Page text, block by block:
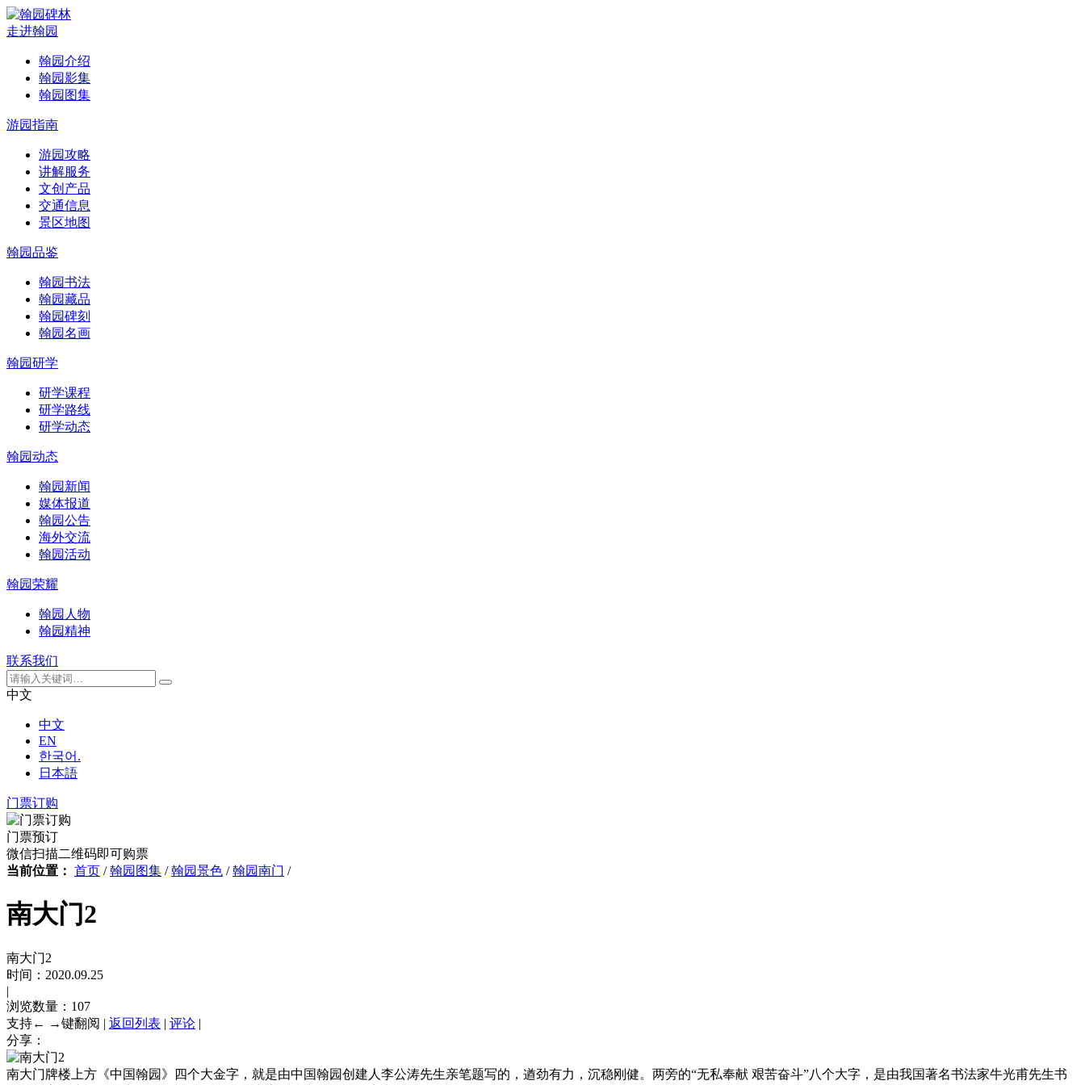
走进翰园
翰园介绍
翰园影集
翰园图集
游园指南
游园攻略
讲解服务
文创产品
交通信息
景区地图
翰园品鉴
翰园书法
翰园藏品
翰园碑刻
翰园名画
翰园研学
研学课程
研学路线
研学动态
翰园动态
翰园新闻
媒体报道
翰园公告
海外交流
翰园活动
翰园荣耀
翰园人物
翰园精神
联系我们
中文
中文
EN
한국어.
日本語
门票订购
门票预订
微信扫描二维码即可购票
当前位置： 首页 / 翰园图集 / 翰园景色 / 翰园南门 /
南大门2
南大门2
时间：2020.09.25
|
浏览数量：107
支持← →键翻阅 | 返回列表 | 评论 |
分享：
南大门牌楼上方《中国翰园》四个大金字，就是由中国翰园创建人李公涛先生亲笔题写的，遒劲有力，沉稳刚健。两旁的“无私奉献 艰苦奋斗”八个大字，是由我国著名书法家牛光甫先生书